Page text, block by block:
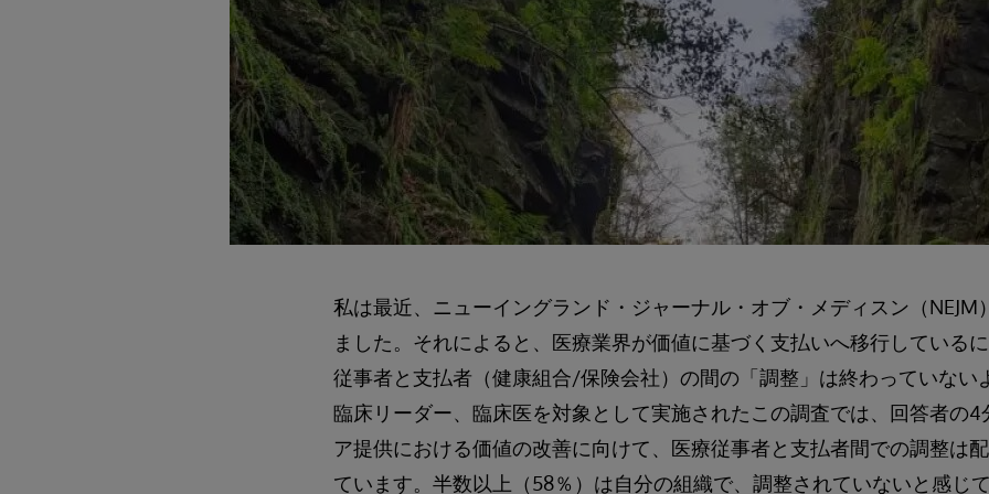
私は最近、ニューイングランド・ジャーナル・オブ・メディスン（NEJM
ました。それによると、医療業界が価値に基づく支払いへ移行している
従事者と支払者（健康組合/保険会社）の間の「調整」は終わっていない
臨床リーダー、臨床医を対象として実施されたこの調査では、回答者の4
ア提供における価値の改善に向けて、医療従事者と支払者間での調整は
ています。半数以上（58％）は自分の組織で、調整されていないと感じ